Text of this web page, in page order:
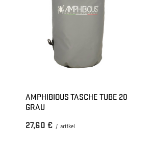
AMPHIBIOUS TASCHE TUBE 20
GRAU
27,60 € / artikel